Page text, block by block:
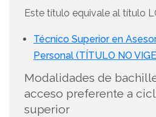
Este título equivale al título
Técnico Superior en
Personal (TÍTULO NO
Modalidades de
acceso preferente a
superior